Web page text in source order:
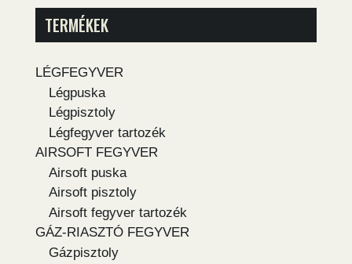
TERMÉKEK
LÉGFEGYVER
Légpuska
Légpisztoly
Légfegyver tartozék
AIRSOFT FEGYVER
Airsoft puska
Airsoft pisztoly
Airsoft fegyver tartozék
GÁZ-RIASZTÓ FEGYVER
Gázpisztoly